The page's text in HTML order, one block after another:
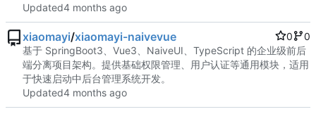
Updated
xiaomayi/xiaomayi-naivevue 0
0
基于 SpringBoot3、Vue3、NaiveUI、TypeScript 的企业级前后
端分离项目架构。提供基础权限管理、用户认证等通用模块，适用
于快速启动中后台管理系统开发。
Updated